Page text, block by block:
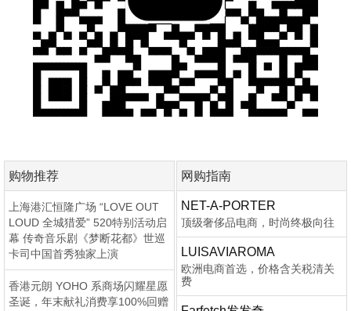
购物推荐
上海港汇恒隆广场 “LOVE OUT
LOUD 全城猎爱” 520特别活动启
幕 传奇音乐剧《梦断花都》世巡
卡司中国首秀独家上演
香港元朗 YOHO 系商场闪耀星愿
圣诞，年末献礼消费享100%回赠
网购指南
NET-A-PORTER
顶级奢侈品电商，时尚终极向往
LUISAVIAROMA
欧洲电商首选，价格含关税清关
费